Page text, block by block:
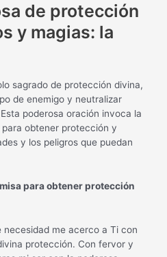
de protección
y magias: la
sagrado de protección divina,
de enemigo y neutralizar
poderosa oración invoca la
obtener protección y
y los peligros que puedan
para obtener protección
necesidad me acerco a Ti con
protección. Con fervor y